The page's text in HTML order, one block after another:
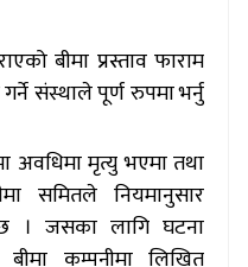
बीमा प्रस्ताव फाराम
संस्थाले पूर्ण रुपमा भर्नु
अवधिमा मृत्यु भएमा तथा
समितले नियमानुसार
छ । जसका लागि घटना
कम्पनीमा लिखित